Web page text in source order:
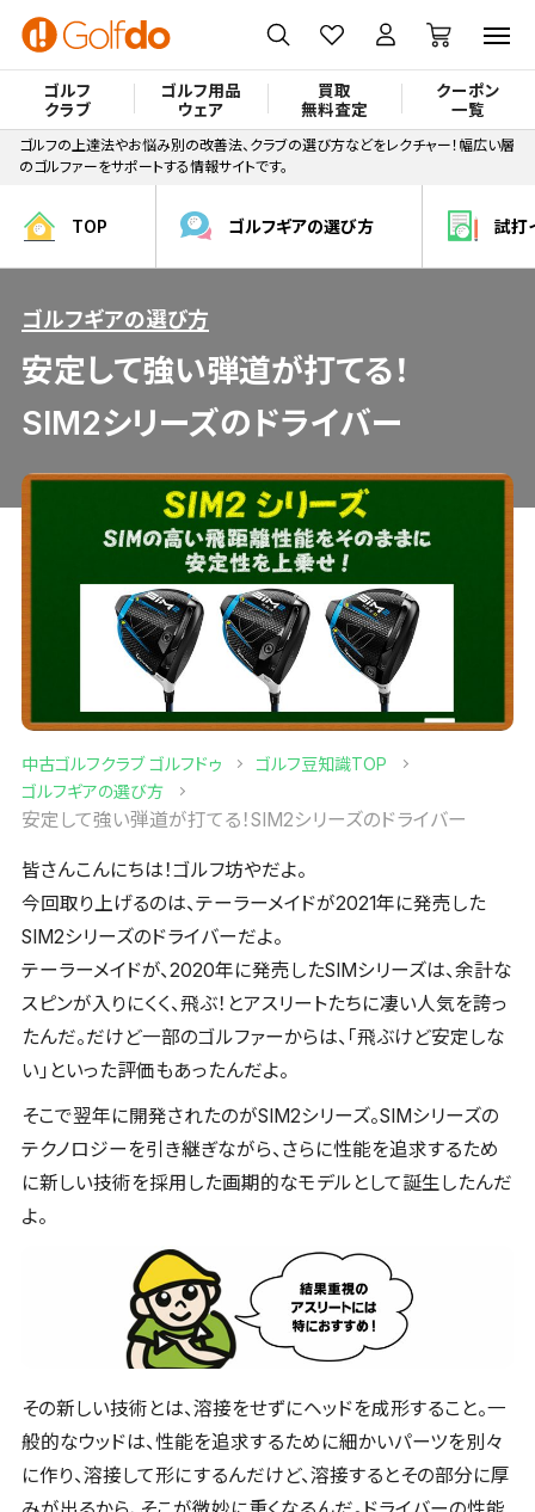
ゴルフ
クラブ
ゴルフ用品
ウェア
買取
無料査定
クーポン
一覧
ゴルフの上達法やお悩み別の改善法、クラブの選び方などをレクチャー！幅広い層
のゴルファーをサポートする情報サイトです。
TOP ゴルフギアの選び方 試打
安定して強い弾道が打てる！
SIM2シリーズのドライバー
ゴルフギアの選び方
中古ゴルフクラブ ゴルフドゥ
ゴルフ豆知識TOP
ゴルフギアの選び方
安定して強い弾道が打てる！SIM2シリーズのドライバー
皆さんこんにちは！ゴルフ坊やだよ。
今回取り上げるのは、テーラーメイドが2021年に発売した
SIM2シリーズのドライバーだよ。
テーラーメイドが、2020年に発売したSIMシリーズは、余計な
スピンが入りにくく、飛ぶ！とアスリートたちに凄い人気を誇っ
たんだ。だけど一部のゴルファーからは、「飛ぶけど安定しな
い」といった評価もあったんだよ。
そこで翌年に開発されたのがSIM2シリーズ。SIMシリーズの
テクノロジーを引き継ぎながら、さらに性能を追求するため
に新しい技術を採用した画期的なモデルとして誕生したんだ
よ。
その新しい技術とは、溶接をせずにヘッドを成形すること。一
般的なウッドは、性能を追求するために細かいパーツを別々
に作り、溶接して形にするんだけど、溶接するとその部分に厚